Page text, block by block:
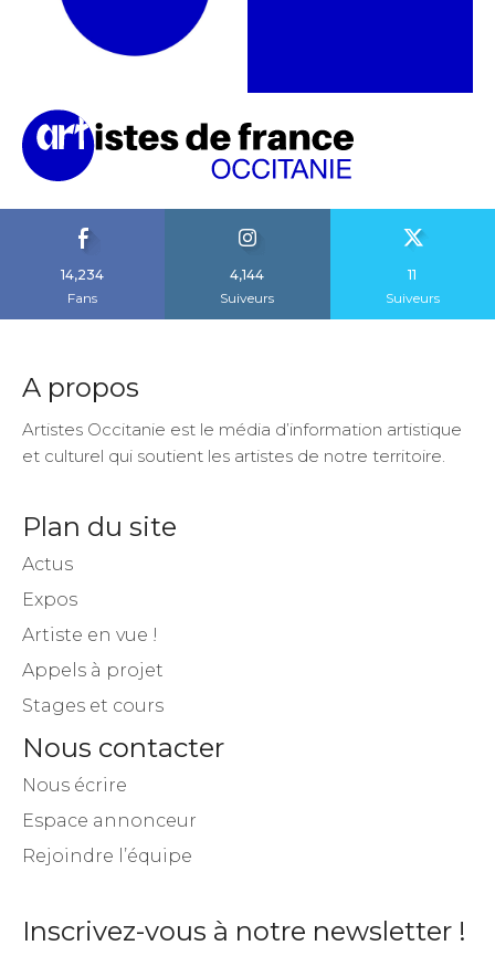
14,234
Fans
4,144
Suiveurs
11
Suiveurs
A propos
Artistes Occitanie est le média d’information artistique
et culturel qui soutient les artistes de notre territoire.
Plan du site
Actus
Expos
Artiste en vue !
Appels à projet
Stages et cours
Nous contacter
Nous écrire
Espace annonceur
Rejoindre l’équipe
Inscrivez-vous à notre newsletter !